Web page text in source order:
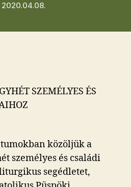
2020.04.08.
SZEMÉLYES ÉS
közöljük a
személyes és családi
segédletet,